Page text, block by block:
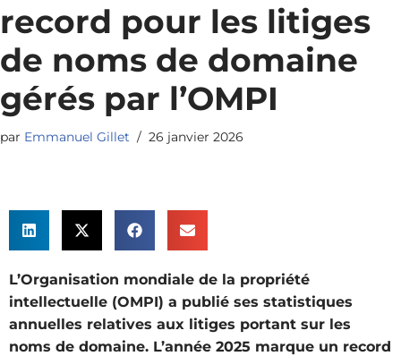
record pour les litiges
de noms de domaine
gérés par l’OMPI
par Emmanuel Gillet 26 janvier 2026
L’Organisation mondiale de la propriété
intellectuelle (OMPI) a publié ses statistiques
annuelles relatives aux litiges portant sur les
noms de domaine. L’année 2025 marque un record